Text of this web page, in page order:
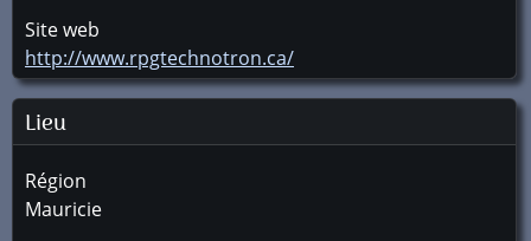
Site web
http://www.rpgtechnotron.ca/
Lieu
Région
Mauricie